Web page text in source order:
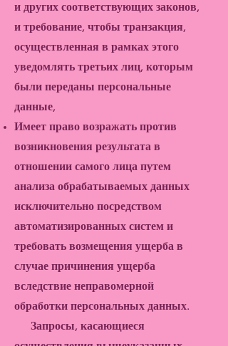
и других соответствующих законов,
и требование, чтобы транзакция,
осуществленная в рамках этого
уведомлять третьих лиц, которым
были переданы персональные
данные,
Имеет право возражать против
возникновения результата в
отношении самого лица путем
анализа обрабатываемых данных
исключительно посредством
автоматизированных систем и
требовать возмещения ущерба в
случае причинения ущерба
вследствие неправомерной
обработки персональных данных.
Запросы, касающиеся